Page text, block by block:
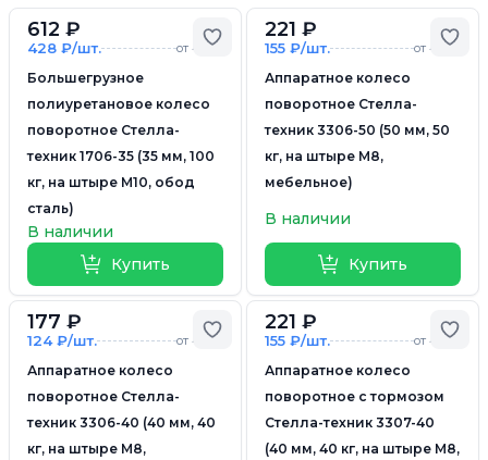
Добавить в избранное
612 ₽
428 ₽/шт. от 4 шт.
Большегрузное
полиуретановое колесо
поворотное Стелла-
техник 1706-35 (35 мм, 100
кг, на штыре М10, обод
сталь)
В наличии
Купить
221 ₽
155 ₽/шт. от 4 шт.
Аппаратное колесо
поворотное Стелла-
техник 3306-50 (50 мм, 50
кг, на штыре M8,
мебельное)
В наличии
Купить
Добавить в избранное
177 ₽
124 ₽/шт. от 4 шт.
Аппаратное колесо
поворотное Стелла-
техник 3306-40 (40 мм, 40
кг, на штыре M8,
221 ₽
155 ₽/шт. от 4 шт.
Аппаратное колесо
поворотное с тормозом
Стелла-техник 3307-40
(40 мм, 40 кг, на штыре M8,